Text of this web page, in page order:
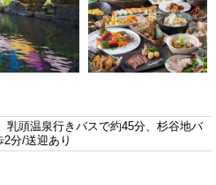
乳頭温泉行きバスで約45分、杉谷地バ
2分/送迎あり